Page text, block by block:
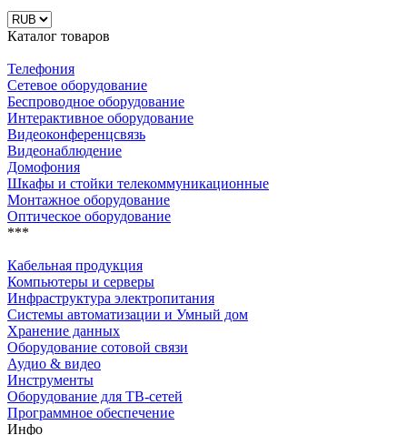
Каталог товаров
Телефония
Сетевое оборудование
Беспроводное оборудование
Интерактивное оборудование
Видеоконференцсвязь
Видеонаблюдение
Домофония
Шкафы и стойки телекоммуникационные
Монтажное оборудование
Оптическое оборудование
***
Кабельная продукция
Компьютеры и серверы
Инфраструктура электропитания
Системы автоматизации и Умный дом
Хранение данных
Оборудование сотовой связи
Аудио & видео
Инструменты
Оборудование для ТВ-сетей
Программное обеспечение
Инфо